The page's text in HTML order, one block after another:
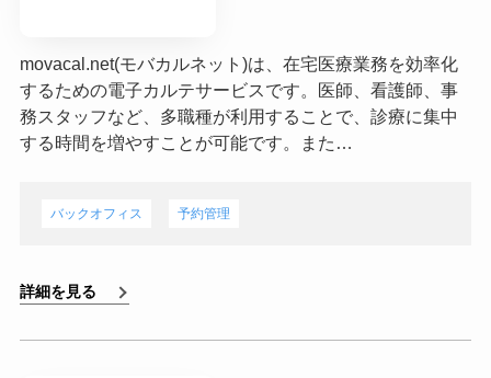
movacal.net(モバカルネット)は、在宅医療業務を効率化
するための電子カルテサービスです。医師、看護師、事
務スタッフなど、多職種が利用することで、診療に集中
する時間を増やすことが可能です。また…
バックオフィス 予約管理
詳細を見る